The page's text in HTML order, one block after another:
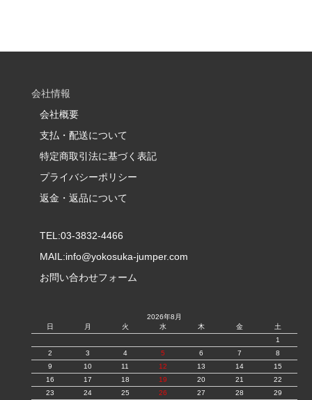
会社情報
会社概要
支払・配送について
特定商取引法に基づく表記
プライバシーポリシー
返金・返品について
TEL:03-3832-4466
MAIL:info@yokosuka-jumper.com
お問い合わせフォーム
2026年8月
日
月 火 水 木 金
土
1
2
3 4 5 6 7
8
9
10 11 12 13 14
15
16
17 18 19 20 21
22
23
24 25 26 27 28
29